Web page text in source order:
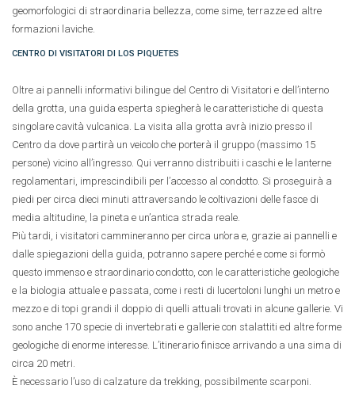
geomorfologici di straordinaria bellezza, come sime, terrazze ed altre
formazioni laviche.
CENTRO DI VISITATORI DI LOS PIQUETES
Oltre ai pannelli informativi bilingue del Centro di Visitatori e dell’interno
della grotta, una guida esperta spiegherà le caratteristiche di questa
singolare cavità vulcanica. La visita alla grotta avrà inizio presso il
Centro da dove partirà un veicolo che porterà il gruppo (massimo 15
persone) vicino all’ingresso. Qui verranno distribuiti i caschi e le lanterne
regolamentari, imprescindibili per l’accesso al condotto. Si proseguirà a
piedi per circa dieci minuti attraversando le coltivazioni delle fasce di
media altitudine, la pineta e un’antica strada reale.
Più tardi, i visitatori cammineranno per circa un’ora e, grazie ai pannelli e
dalle spiegazioni della guida, potranno sapere perché e come si formò
questo immenso e straordinario condotto, con le caratteristiche geologiche
e la biologia attuale e passata, come i resti di lucertoloni lunghi un metro e
mezzo e di topi grandi il doppio di quelli attuali trovati in alcune gallerie. Vi
sono anche 170 specie di invertebrati e gallerie con stalattiti ed altre forme
geologiche di enorme interesse. L’itinerario finisce arrivando a una sima di
circa 20 metri.
È necessario l’uso di calzature da trekking, possibilmente scarponi.